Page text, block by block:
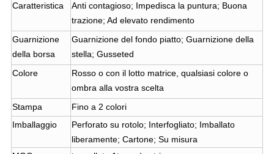
Caratteristica
Anti contagioso; Impedisca la puntura; Buona
trazione; Ad elevato rendimento
Guarnizione
della borsa
Guarnizione del fondo piatto; Guarnizione della
stella; Gusseted
Colore
Rosso o con il lotto matrice, qualsiasi colore o
ombra alla vostra scelta
Stampa
Fino a 2 colori
Imballaggio
Perforato su rotolo; Interfogliato; Imballato
liberamente; Cartone; Su misura